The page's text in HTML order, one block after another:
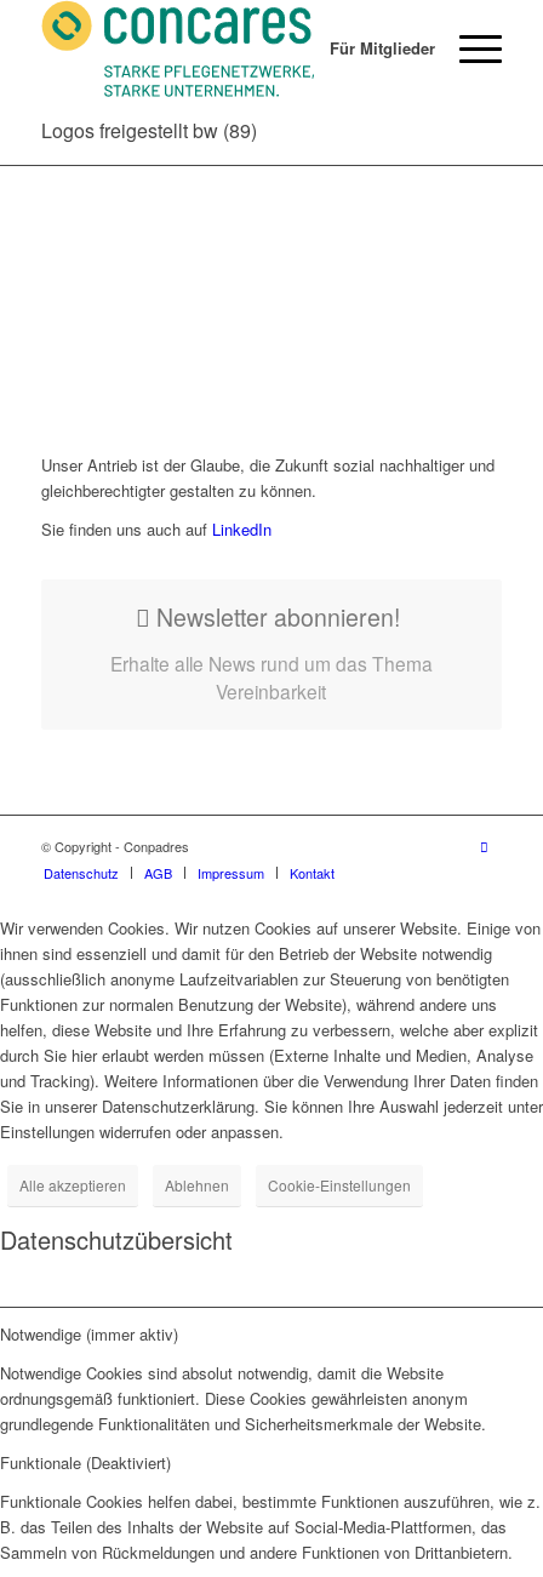
Für Mitglieder
Logos freigestellt bw (89)
Unser Antrieb ist der Glaube, die Zukunft sozial nachhaltiger und
gleichberechtigter gestalten zu können.
Sie finden uns auch aufLinkedIn
Newsletter abonnieren!
Erhalte alle News rund um das Thema
Vereinbarkeit
© Copyright - Conpadres
Datenschutz
AGB Impressum Kontakt
Wir verwenden Cookies. Wir nutzen Cookies auf unserer Website. Einige von
ihnen sind essenziell und damit für den Betrieb der Website notwendig
(ausschließlich anonyme Laufzeitvariablen zur Steuerung von benötigten
Funktionen zur normalen Benutzung der Website), während andere uns
helfen, diese Website und Ihre Erfahrung zu verbessern, welche aber explizit
durch Sie hier erlaubt werden müssen (Externe Inhalte und Medien, Analyse
und Tracking). Weitere Informationen über die Verwendung Ihrer Daten finden
Sie in unserer Datenschutzerklärung. Sie können Ihre Auswahl jederzeit unter
Einstellungen widerrufen oder anpassen.
Alle akzeptieren Ablehnen Cookie-Einstellungen
Datenschutzübersicht
Notwendige (immer aktiv)
Notwendige Cookies sind absolut notwendig, damit die Website
ordnungsgemäß funktioniert. Diese Cookies gewährleisten anonym
grundlegende Funktionalitäten und Sicherheitsmerkmale der Website.
Funktionale (Deaktiviert)
Funktionale Cookies helfen dabei, bestimmte Funktionen auszuführen, wie z.
B. das Teilen des Inhalts der Website auf Social-Media-Plattformen, das
Sammeln von Rückmeldungen und andere Funktionen von Drittanbietern.